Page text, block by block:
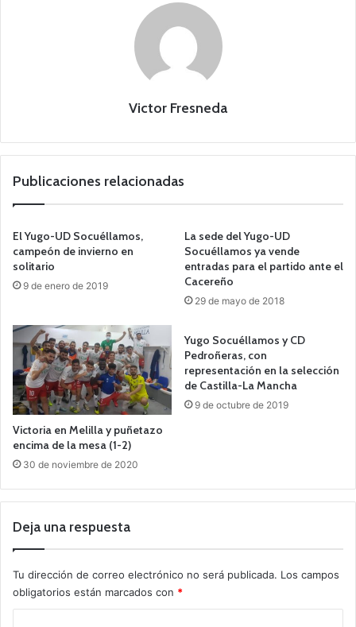
Victor Fresneda
Publicaciones relacionadas
El Yugo-UD Socuéllamos,
campeón de invierno en
solitario
9 de enero de 2019
La sede del Yugo-UD
Socuéllamos ya vende
entradas para el partido ante el
Cacereño
29 de mayo de 2018
Victoria en Melilla y puñetazo
encima de la mesa (1-2)
30 de noviembre de 2020
Yugo Socuéllamos y CD
Pedroñeras, con
representación en la selección
de Castilla-La Mancha
9 de octubre de 2019
Deja una respuesta
Tu dirección de correo electrónico no será publicada. Los campos
obligatorios están marcados con *